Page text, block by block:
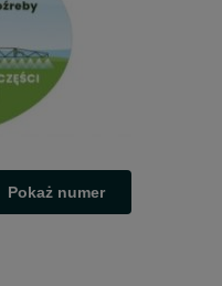
Pokaż numer